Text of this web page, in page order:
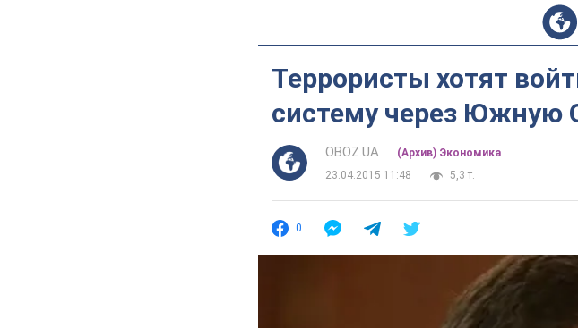
Террористы хотят
систему через Южную
OBOZ.UA
(Архив) Экономика
23.04.2015 11:48
5,3 т.
0